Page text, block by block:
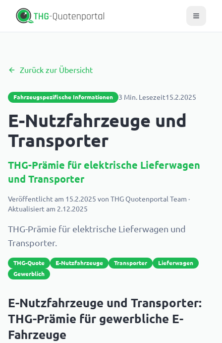
Zurück zur Übersicht
Fahrzeugspezifische Informationen 3 Min. Lesezeit15.2.2025
E-Nutzfahrzeuge und
Transporter
THG-Prämie für elektrische Lieferwagen
und Transporter
Veröffentlicht am 15.2.2025 von THG Quotenportal Team ·
Aktualisiert am 2.12.2025
THG-Prämie für elektrische Lieferwagen und
Transporter.
THG-Quote E-Nutzfahrzeuge Transporter
Lieferwagen
Gewerblich
E-Nutzfahrzeuge und Transporter:
THG-Prämie für gewerbliche E-
Fahrzeuge